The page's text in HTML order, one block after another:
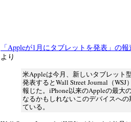
「Appleが1月にタブレットを発表」の報
より
米Appleは今月、新しいタブレット
発表するとWall Street Journal（WSJ
報じた。iPhone以来のAppleの最大
なるかもしれないこのデバイスへ
ている。